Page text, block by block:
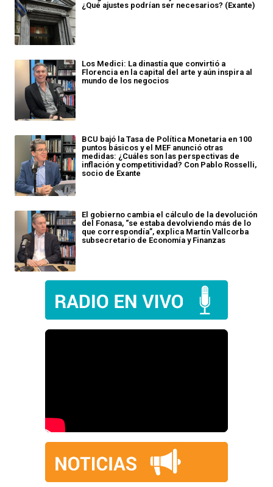
¿Qué ajustes podrían ser necesarios? (Exante)
Los Medici: La dinastía que convirtió a
Florencia en la capital del arte y aún inspira al
mundo de los negocios
BCU bajó la Tasa de Política Monetaria en 100
puntos básicos y el MEF anunció otras
medidas: ¿Cuáles son las perspectivas de
inflación y competitividad? Con Pablo Rosselli,
socio de Exante
El gobierno cambia el cálculo de la devolución
del Fonasa, “se estaba devolviendo más de lo
que correspondía”, explica Martín Vallcorba
subsecretario de Economía y Finanzas